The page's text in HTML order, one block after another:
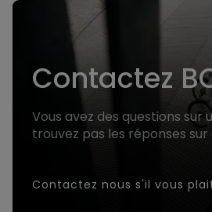
Contactez
Vous avez des questions sur
trouvez pas les réponses
Contactez nous s'il vous